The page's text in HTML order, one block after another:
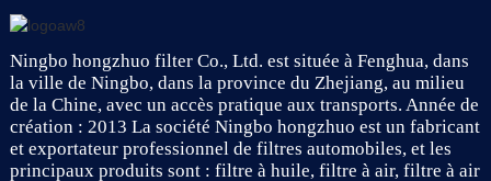
Ningbo hongzhuo filter Co., Ltd. est située à Fenghua, dans
la ville de Ningbo, dans la province du Zhejiang, au milieu
de la Chine, avec un accès pratique aux transports. Année de
création : 2013 La société Ningbo hongzhuo est un fabricant
et exportateur professionnel de filtres automobiles, et les
principaux produits sont : filtre à huile, filtre à air, filtre à air